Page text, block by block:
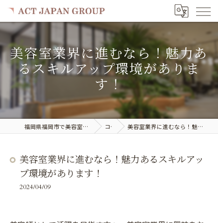
美容室業界に進むなら！魅力あ
るスキルアップ環境がありま
す！
福岡県福岡市で美容室の求人ならACT JAPAN GROUP コラム 美容室業界に進むなら！魅力あるスキルアップ環境があります！
美容室業界に進むなら！魅力あるスキルアッ
プ環境があります！
2024/04/09